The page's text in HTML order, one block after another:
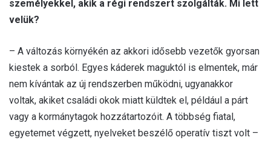
személyekkel, akik a régi rendszert szolgálták. Mi lett
velük?
– A változás környékén az akkori idősebb vezetők gyorsan
kiestek a sorból. Egyes káderek maguktól is elmentek, már
nem kívántak az új rendszerben működni, ugyanakkor
voltak, akiket családi okok miatt küldtek el, például a párt
vagy a kormánytagok hozzátartozóit. A többség fiatal,
egyetemet végzett, nyelveket beszélő operatív tiszt volt –